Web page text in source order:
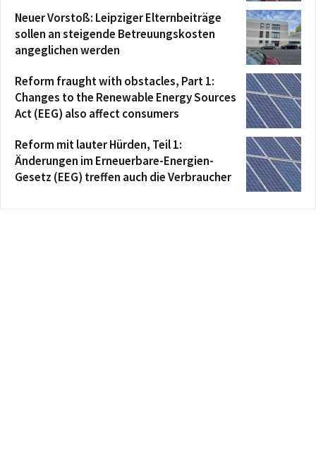
Neuer Vorstoß: Leipziger Elternbeiträge
sollen an steigende Betreuungskosten
angeglichen werden
Reform fraught with obstacles, Part 1:
Changes to the Renewable Energy Sources
Act (EEG) also affect consumers
Reform mit lauter Hürden, Teil 1:
Änderungen im Erneuerbare-Energien-
Gesetz (EEG) treffen auch die Verbraucher